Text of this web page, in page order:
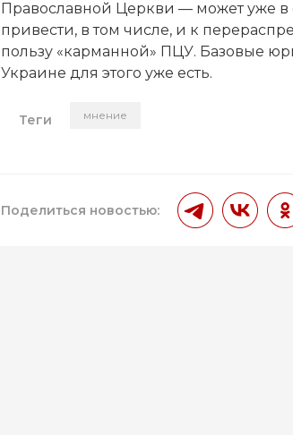
Православной Церкви — может уже
привести, в том числе, и к
пользу «карманной» ПЦУ. Базовые
Украине для этого уже есть.
Теги мнение
Поделиться новостью: